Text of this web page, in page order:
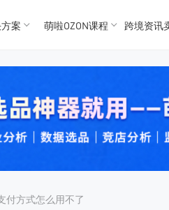
For Ozon
For OZon
案 萌啦OZON课程 跨境资讯
付方式怎么用不了